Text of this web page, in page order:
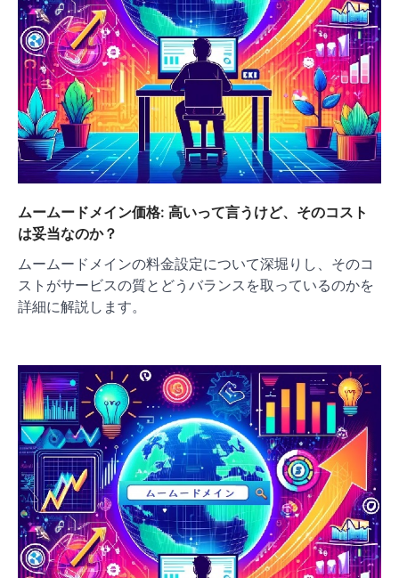
ムームードメイン価格: 高いって言うけど、そのコスト
は妥当なのか？
ムームードメインの料金設定について深堀りし、そのコ
ストがサービスの質とどうバランスを取っているのかを
詳細に解説します。